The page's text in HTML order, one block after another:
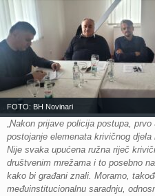
FOTO: BH Novinari
„Nakon prijave policija postupa, prvo
postojanje elemenata krivičnog djela
Nije svaka upućena ružna riječ
društvenim mrežama i to posebno
kako bi građani znali. Moramo,
međuinstitucionalnu saradnju,